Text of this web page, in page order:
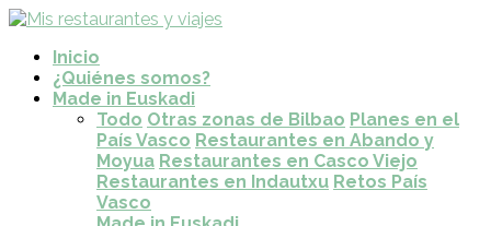
Inicio
¿Quiénes somos?
Made in Euskadi
Todo Otras zonas de Bilbao Planes en el
País Vasco Restaurantes en Abando y
Moyua Restaurantes en Casco Viejo
Restaurantes en Indautxu Retos País
Vasco